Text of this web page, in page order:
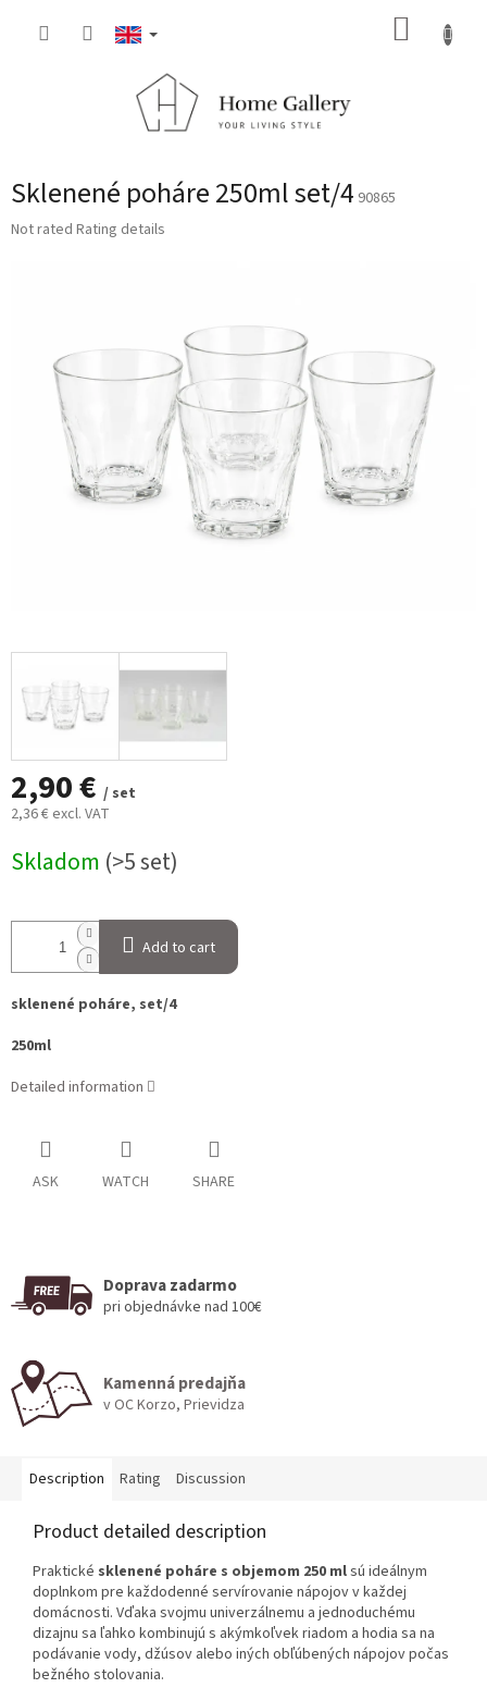
Sklenené poháre 250ml set/4 90865
The
Not rated Rating details
2,90 € / set
2,36 € excl. VAT
price:
Skladom (>5 set)
Add to cart
sklenené poháre, set/4
250ml
Detailed information
ASK WATCH SHARE
Doprava zadarmo
pri objednávke nad 100€
Kamenná predajňa
v OC Korzo, Prievidza
Description Rating Discussion
Product detailed description
Praktické sklenené poháre s objemom 250 mlsú ideálnym
doplnkom pre každodenné servírovanie nápojov v každej
domácnosti. Vďaka svojmu univerzálnemu a jednoduchému
dizajnu sa ľahko kombinujú s akýmkoľvek riadom a hodia sa na
podávanie vody, džúsov alebo iných obľúbených nápojov počas
bežného stolovania.